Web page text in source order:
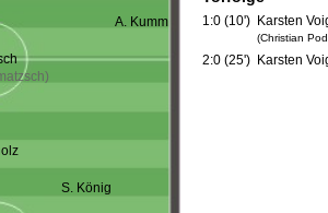
A. Kumm
S. König
1:0 (10') Karsten
(Christian
2:0 (25') Karsten